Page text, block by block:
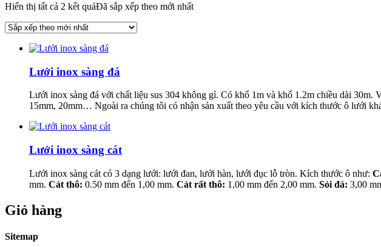
Hiển thị tất cả 2 kết quảĐã sắp xếp theo mới nhất
Lưới inox sàng đá
Lưới inox sàng đá với chất liệu sus 304 không gỉ. Có khổ 1m và khổ 1.2m chiều dài
15mm, 20mm… Ngoài ra chúng tôi có nhận sản xuất theo yêu cầu với kích thước ô lưới
Lưới inox sàng cát
Lưới inox sàng cát có 3 dạng lưới: lưới đan, lưới hàn, lưới đục lỗ tròn. Kích thước ô như:
mm. Cát thô: 0.50 mm đến 1,00 mm. Cát rất thô: 1,00 mm đến 2,00 mm. Sỏi đá: 3,00
Giỏ hàng
Sitemap